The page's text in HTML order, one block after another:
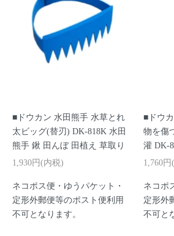
■ドウカン 水田熊手 水草とれ
太ビッグ(替刃) DK-818K 水田
熊手 鍬 田んぼ 田植え 草取り
1,930円(内税)
ネコポス便・ゆうパケット・
定形外郵便等のポスト便利用
不可となります。
■ドウ
物を傷
灌 DK-
1,760
ネコポ
定形外
不可と